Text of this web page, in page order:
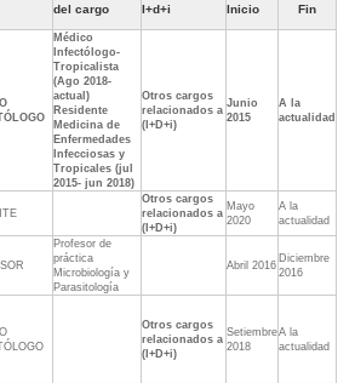
del cargo
I+d+i
Inicio
Fin
Médico
Infectólogo-
Tropicalista
(Ago 2018-
actual)
Residente
Medicina de
Enfermedades
Infecciosas y
Tropicales (jul
2015- jun 2018)
Otros cargos
relacionados a
(I+D+i)
Junio
2015
A la
actualidad
Otros cargos
relacionados a
(I+D+i)
Mayo
2020
A la
actualidad
Profesor de
práctica
Microbiología y
Parasitología
Abril 2016
Diciembre
2016
Otros cargos
relacionados a
(I+D+i)
Setiembre
2018
A la
actualidad